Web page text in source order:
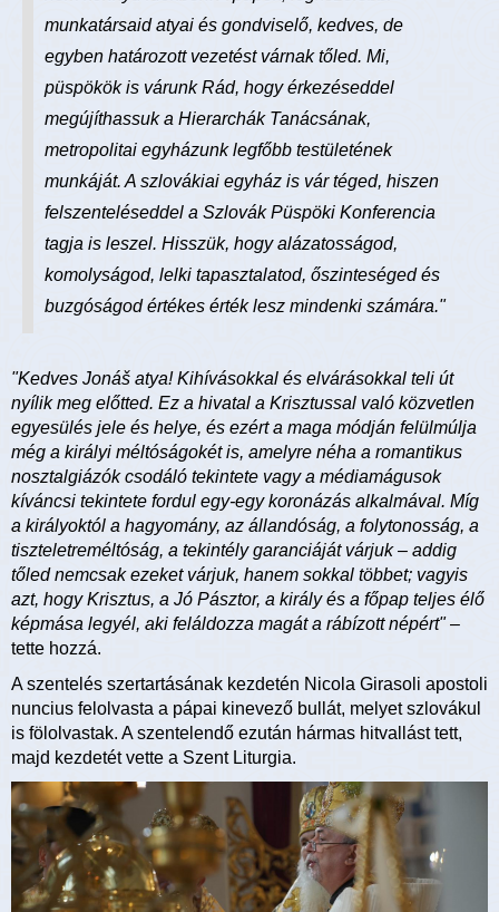
munkatársaid atyai és gondviselő, kedves, de
egyben határozott vezetést várnak tőled. Mi,
püspökök is várunk Rád, hogy érkezéseddel
megújíthassuk a Hierarchák Tanácsának,
metropolitai egyházunk legfőbb testületének
munkáját. A szlovákiai egyház is vár téged, hiszen
felszenteléseddel a Szlovák Püspöki Konferencia
tagja is leszel. Hisszük, hogy alázatosságod,
komolyságod, lelki tapasztalatod, őszinteséged és
buzgóságod értékes érték lesz mindenki számára."
"Kedves Jonáš atya! Kihívásokkal és elvárásokkal teli út
nyílik meg előtted. Ez a hivatal a Krisztussal való közvetlen
egyesülés jele és helye, és ezért a maga módján felülmúlja
még a királyi méltóságokét is, amelyre néha a romantikus
nosztalgiázók csodáló tekintete vagy a médiamágusok
kíváncsi tekintete fordul egy-egy koronázás alkalmával. Míg
a királyoktól a hagyomány, az állandóság, a folytonosság, a
tiszteletreméltóság, a tekintély garanciáját várjuk – addig
tőled nemcsak ezeket várjuk, hanem sokkal többet; vagyis
azt, hogy Krisztus, a Jó Pásztor, a király és a főpap teljes élő
képmása legyél, aki feláldozza magát a rábízott népért"–
tette hozzá.
A szentelés szertartásának kezdetén Nicola Girasoli apostoli
nuncius felolvasta a pápai kinevező bullát, melyet szlovákul
is fölolvastak. A szentelendő ezután hármas hitvallást tett,
majd kezdetét vette a Szent Liturgia.